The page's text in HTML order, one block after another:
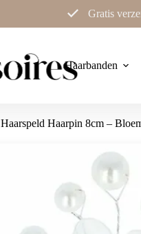
Gratis
Haarbanden
Haarspeld Haarpin 8cm –